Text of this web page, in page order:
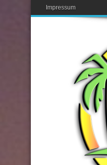
Impressum